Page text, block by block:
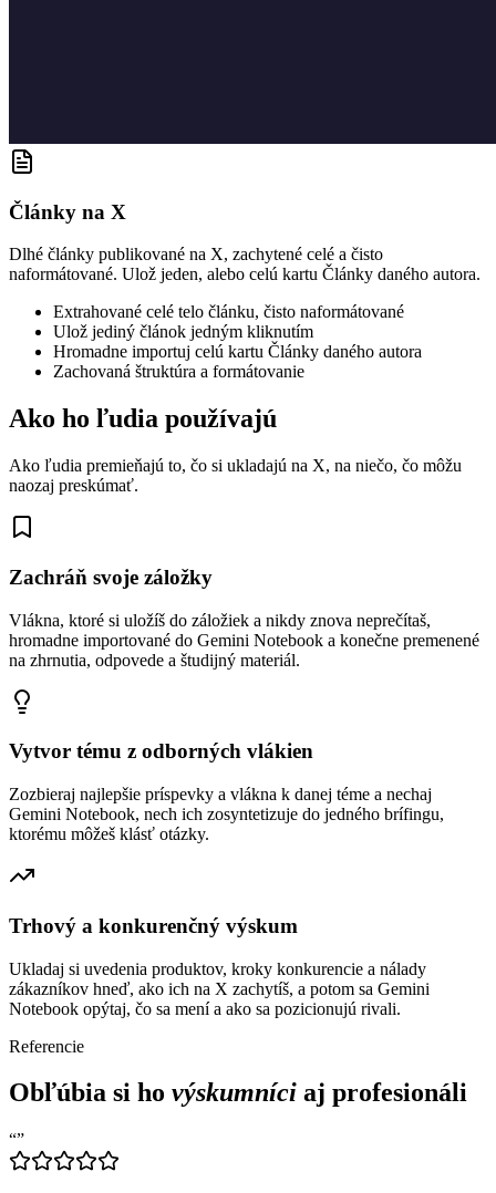
Články na X
Dlhé články publikované na X, zachytené celé a čisto
naformátované. Ulož jeden, alebo celú kartu Články daného autora.
Extrahované celé telo článku, čisto naformátované
Ulož jediný článok jedným kliknutím
Hromadne importuj celú kartu Články daného autora
Zachovaná štruktúra a formátovanie
Ako ho ľudia používajú
Ako ľudia premieňajú to, čo si ukladajú na X, na niečo, čo môžu
naozaj preskúmať.
Zachráň svoje záložky
Vlákna, ktoré si uložíš do záložiek a nikdy znova neprečítaš,
hromadne importované do Gemini Notebook a konečne premenené
na zhrnutia, odpovede a študijný materiál.
Vytvor tému z odborných vlákien
Zozbieraj najlepšie príspevky a vlákna k danej téme a nechaj
Gemini Notebook, nech ich zosyntetizuje do jedného brífingu,
ktorému môžeš klásť otázky.
Trhový a konkurenčný výskum
Ukladaj si uvedenia produktov, kroky konkurencie a nálady
zákazníkov hneď, ako ich na X zachytíš, a potom sa Gemini
Notebook opýtaj, čo sa mení a ako sa pozicionujú rivali.
Referencie
Obľúbia si ho výskumníci aj profesionáli
“”